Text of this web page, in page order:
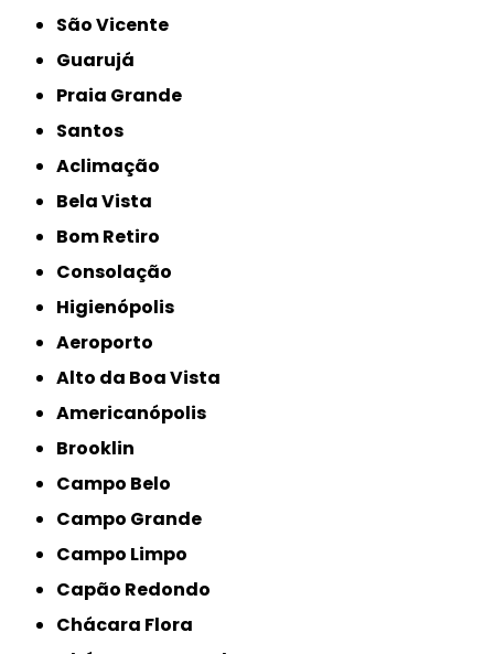
São Vicente
Guarujá
Praia Grande
Santos
Aclimação
Bela Vista
Bom Retiro
Consolação
Higienópolis
Aeroporto
Alto da Boa Vista
Americanópolis
Brooklin
Campo Belo
Campo Grande
Campo Limpo
Capão Redondo
Chácara Flora